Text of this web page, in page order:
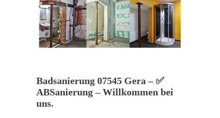
Badsanierung 07545 Gera – ✅
ABSanierung – Willkommen bei
uns.